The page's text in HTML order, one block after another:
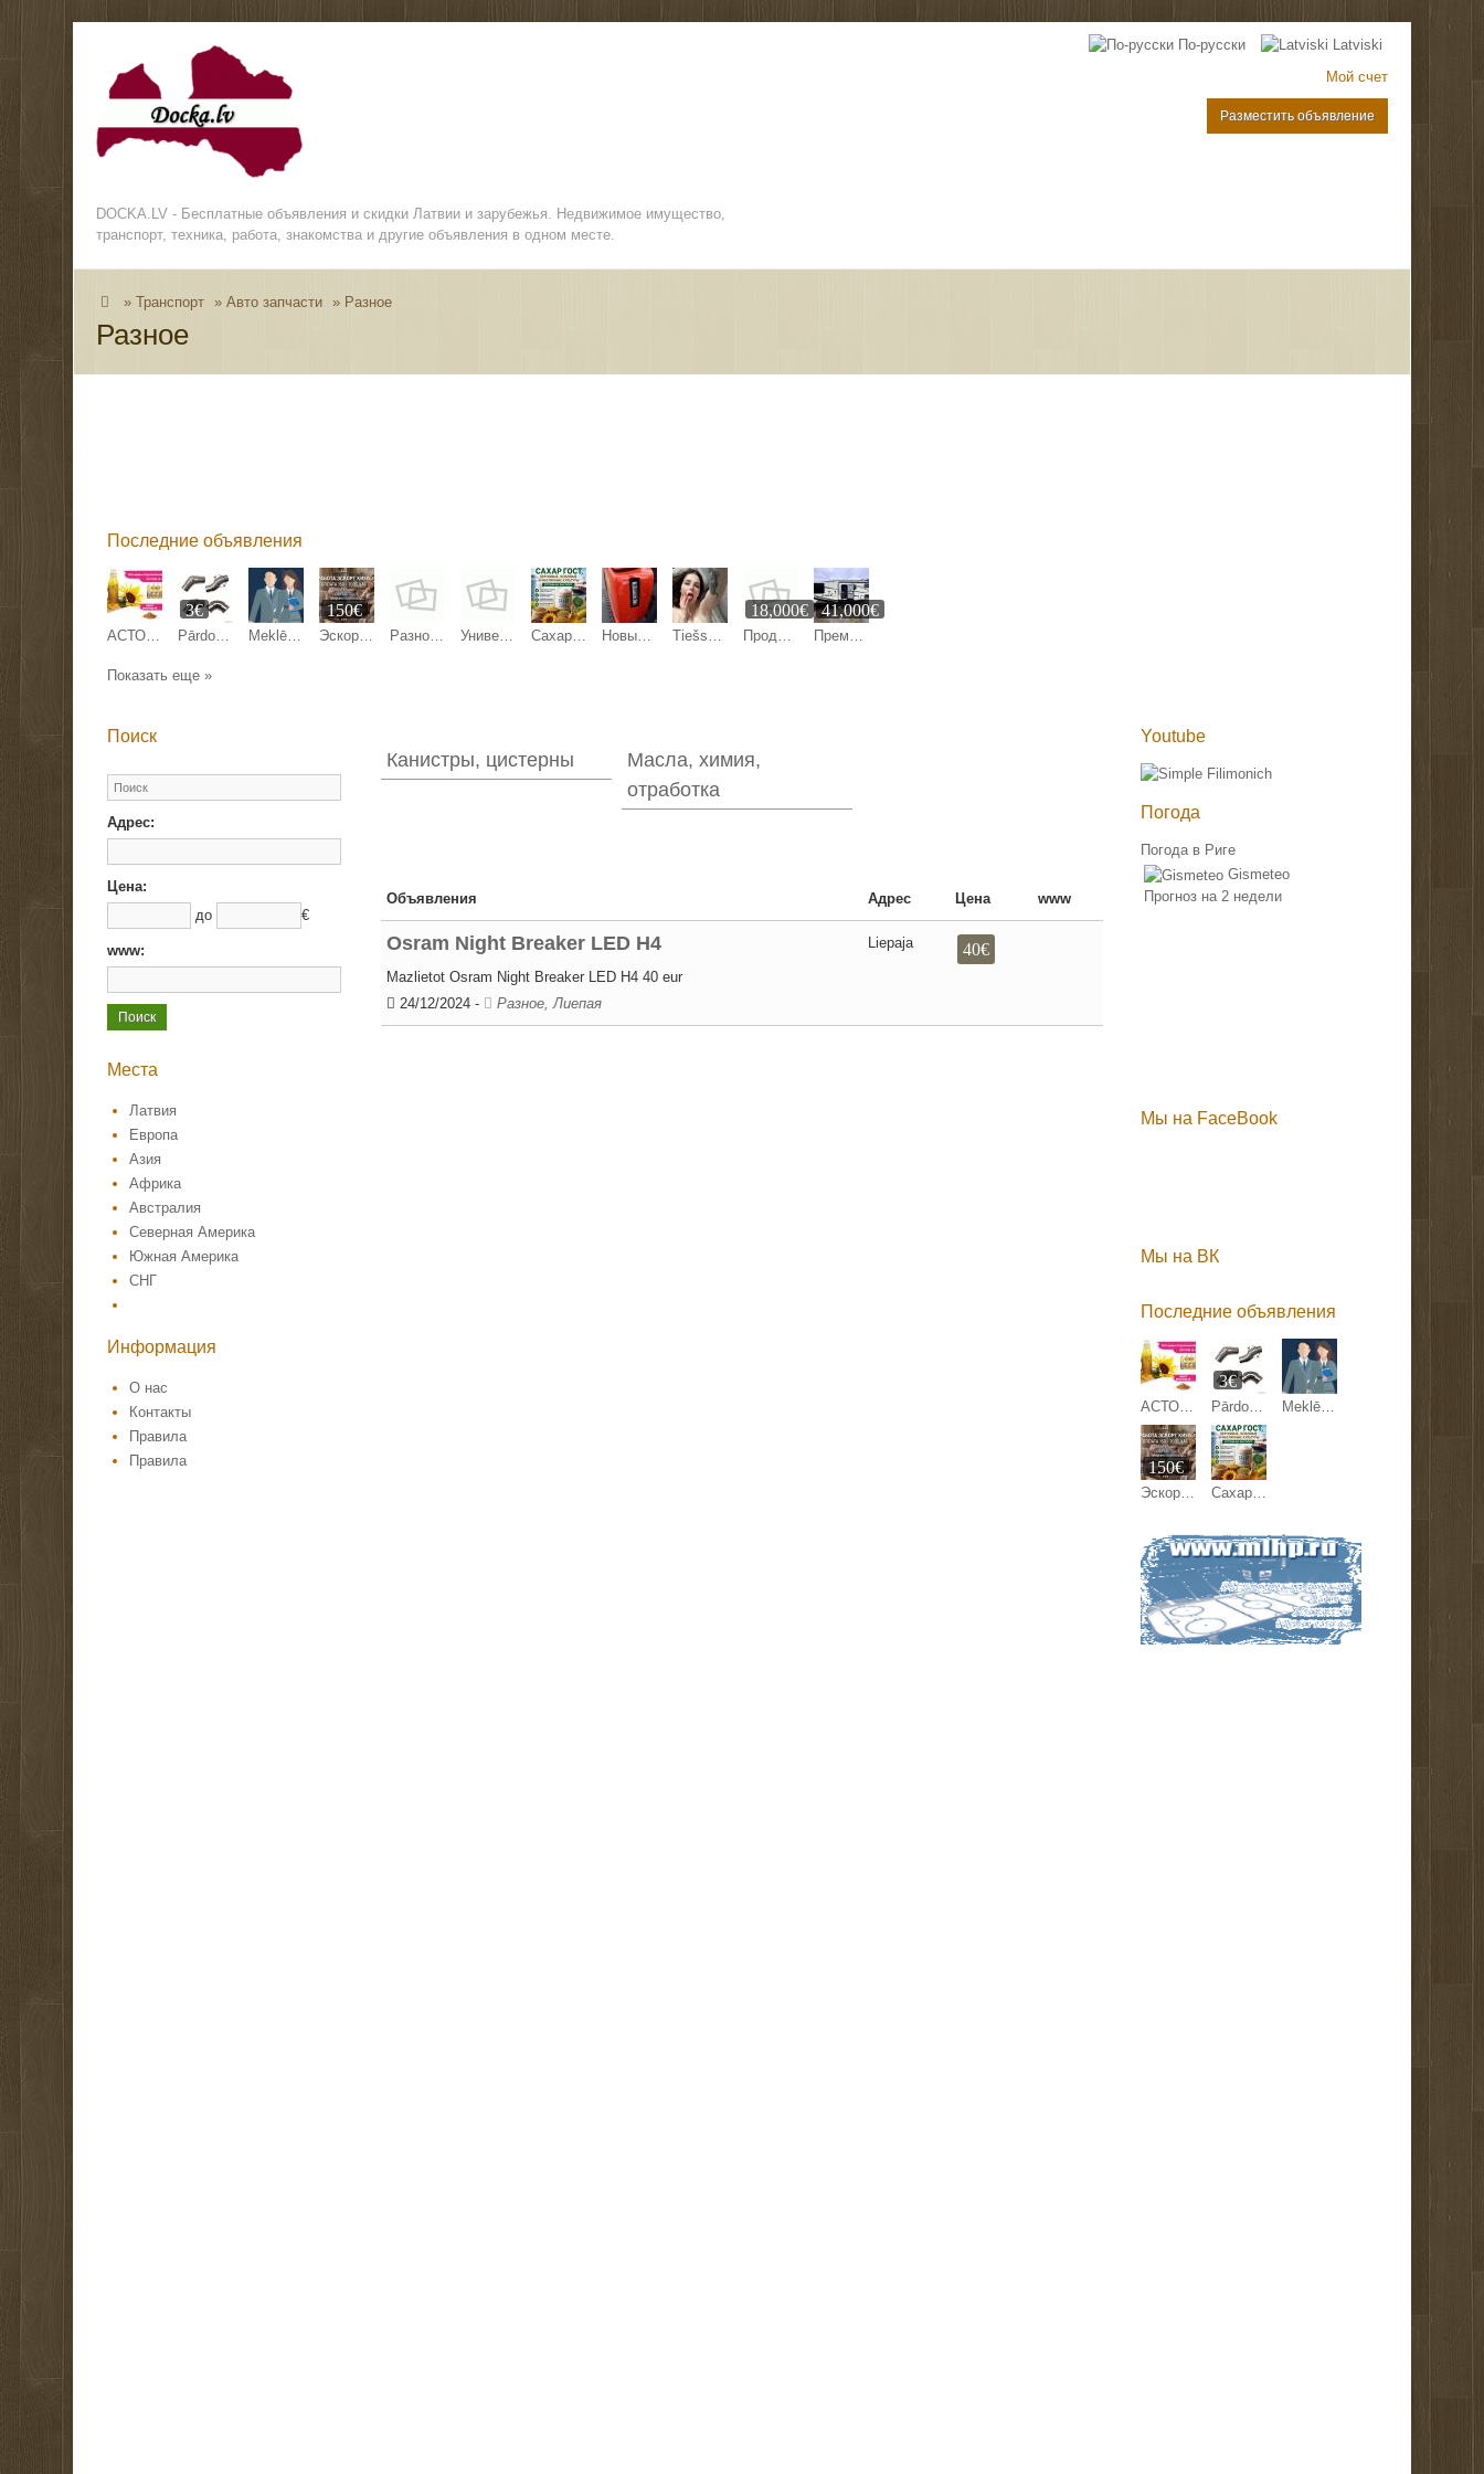
DOCKA.LV - Бесплатные объявления и скидки Латвии и зарубежья. Недвижимое имущество,
транспорт, техника, работа, знакомства и другие объявления в одном месте.
По-русски
Latviski
Мой счет
Разместить объявление
»Транспорт »Авто запчасти » Разное
Разное
Последние объявления
АСТОН - Оптовые продажи подсолнечного масла от завода. Экспорт Pārdodam margu detaļas.
3€
Meklējam kandidātu Anglijas uzņēmuma pārstāvniecības direktora amatam Latvijā. Эскорт работа Киев, Кишинев, Варшава, Берлин, Париж.
150€
Разнорабочие на стройку Универсал по внутренним работам Сахар ГОСТ, зерновые, бобовые и масличные культуры оптом Новый мини-экскаватор QL-18 ECO, 1,8 т — цена договорная Tiešsaistes sekss Продажа
18,000€
Премиальный жилой модуль 28 м² — готовый дом-дача, гостевой дом или юнит для глэмпинга
41,000€
Показать еще »
Поиск
Адрес:
Цена:
до
€
www:
Места
Латвия
Европа
Азия
Африка
Австралия
Северная Америка
Южная Америка
СНГ
Информация
О нас
Контакты
Правила
Правила
Канистры, цистерны
Масла, химия,
отработка
Объявления Адрес Цена www
Osram Night Breaker LED H4
Mazlietot Osram Night Breaker LED H4 40 eur
24/12/2024- Разное, Лиепая
Liepaja 40€
Youtube
Погода
Погода в Риге
Gismeteo
Прогноз на 2 недели
Мы на FaceBook
Мы на ВК
Последние объявления
АСТОН - Оптовые продажи подсолнечного масла от завода. Экспорт Pārdodam margu detaļas.
3€
Meklējam kandidātu Anglijas uzņēmuma pārstāvniecības direktora amatam Latvijā.
Эскорт работа Киев, Кишинев, Варшава, Берлин, Париж.
150€
Сахар ГОСТ, зерновые, бобовые и масличные культуры оптом